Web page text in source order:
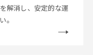
解消し、安定的な運
。